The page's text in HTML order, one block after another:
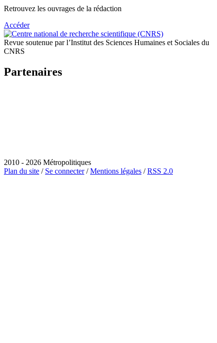
Retrouvez les ouvrages de la rédaction
Accéder
Revue soutenue par l’Institut des Sciences Humaines et Sociales du
CNRS
Partenaires
2010 - 2026 Métropolitiques
Plan du site / Se connecter/Mentions légales /RSS 2.0